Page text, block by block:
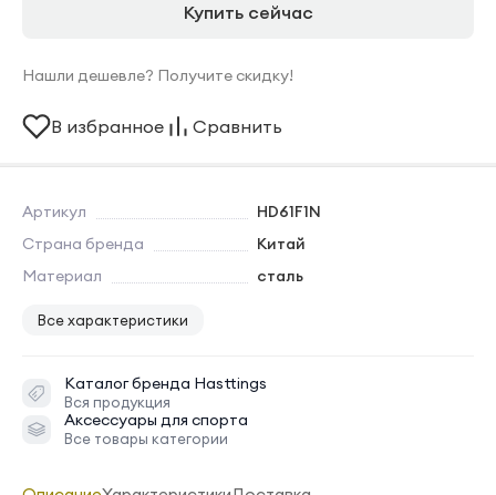
Артикул
HD61F1N
Страна бренда
Китай
Материал
сталь
Все характеристики
Каталог бренда Hasttings
Вся продукция
Аксессуары для спорта
Все товары категории
Купить сейчас
Нашли дешевле? Получите скидку!
В избранное Сравнить